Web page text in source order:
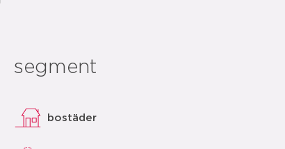
segment
bostäder